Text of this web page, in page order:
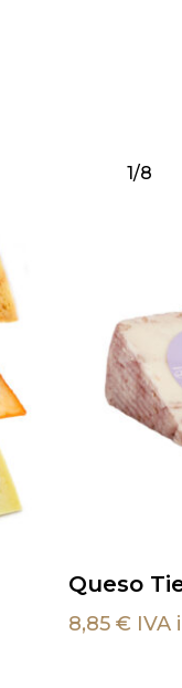
1/8
producto
tiene
Queso
8,85€ IVA